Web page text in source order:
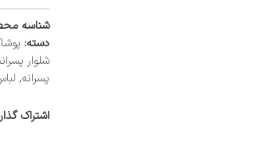
شناسه
دسته:
شلوار
پسرانه,
اشتراک